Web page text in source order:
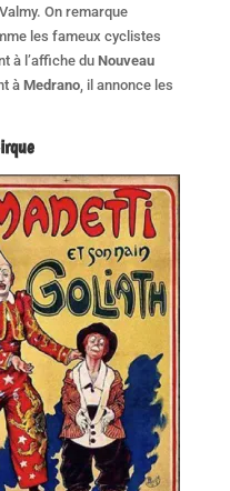
On remarque
les fameux cyclistes
à l’affiche du Nouveau
à Medrano, il annonce les